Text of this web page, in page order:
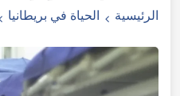
الرئيسية الحياة في بريطانيا